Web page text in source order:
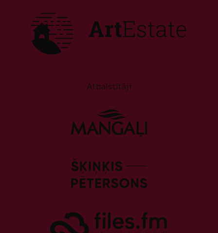
Atbalstītāji